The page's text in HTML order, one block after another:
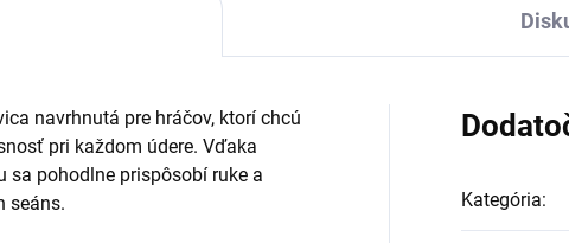
navrhnutá pre hráčov, ktorí chcú
pri každom údere. Vďaka
sa pohodlne prispôsobí ruke a
seáns.
Kategória: